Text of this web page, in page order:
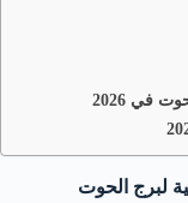
في 2026